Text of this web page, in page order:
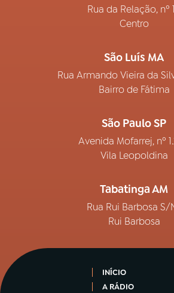
Rua da Relação, nº
Centro
São Luís MA
Rua Armando Vieira da
Bairro de Fátima
São Paulo SP
Avenida Mofarrej, nº
Vila Leopoldina
Tabatinga AM
Rua Rui Barbosa S/
Rui Barbosa
INÍCIO
A RÁDIO